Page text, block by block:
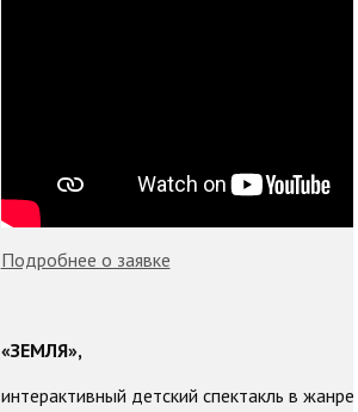
Подробнее о заявке
«ЗЕМЛЯ»,
интерактивный детский спектакль в